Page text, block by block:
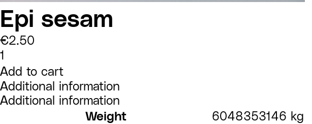
Epi sesam
€2.50
Epi
Add to cart
Additional information
Additional information
Weight
6048353146 kg